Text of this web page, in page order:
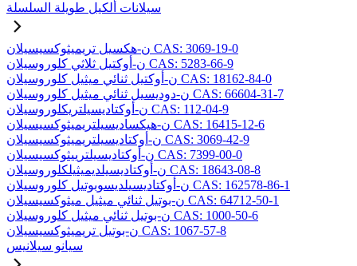
سيلانات ألكيل طويلة السلسلة
ن-هكسيل تريميثوكسيسيلان CAS: 3069-19-0
ن-أوكتيل ثلاثي كلوروسيلان CAS: 5283-66-9
ن-أوكتيل ثنائي ميثيل كلوروسيلان CAS: 18162-84-0
ن-دوديسيل ثنائي ميثيل كلوروسيلان CAS: 66604-31-7
ن-أوكتاديسيلتريكلوروسيلان CAS: 112-04-9
ن-هيكساديسيلتريميثوكسيسيلان CAS: 16415-12-6
ن-أوكتاديسيلتريميثوكسيسيلان CAS: 3069-42-9
ن-أوكتاديسيلترييثوكسيسيلان CAS: 7399-00-0
ن-أوكتاديسيلديميثيلكلوروسيلان CAS: 18643-08-8
ن-أوكتاديسيلديسوبوتيل كلوروسيلان CAS: 162578-86-1
ن-بوتيل ثنائي ميثيل ميثوكسيسيلان CAS: 64712-50-1
ن-بوتيل ثنائي ميثيل كلوروسيلان CAS: 1000-50-6
ن-بوتيل تريميثوكسيسيلان CAS: 1067-57-8
سيانو سيلانيس